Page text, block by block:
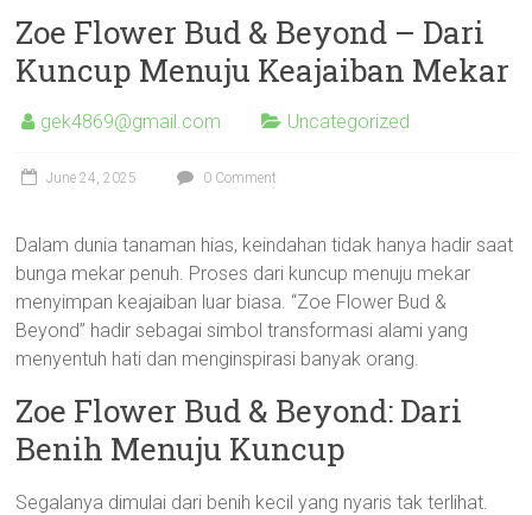
Zoe Flower Bud & Beyond – Dari
Kuncup Menuju Keajaiban Mekar
gek4869@gmail.com Uncategorized
June 24, 2025 0 Comment
Dalam dunia tanaman hias, keindahan tidak hanya hadir saat
bunga mekar penuh. Proses dari kuncup menuju mekar
menyimpan keajaiban luar biasa. “Zoe Flower Bud &
Beyond” hadir sebagai simbol transformasi alami yang
menyentuh hati dan menginspirasi banyak orang.
Zoe Flower Bud & Beyond: Dari
Benih Menuju Kuncup
Segalanya dimulai dari benih kecil yang nyaris tak terlihat.